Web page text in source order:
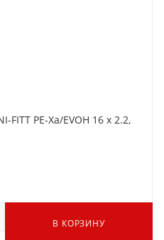
FITT PE-Xa/EVOH 16 х 2.2,
В КОРЗИНУ